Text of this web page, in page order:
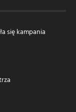
się kampania